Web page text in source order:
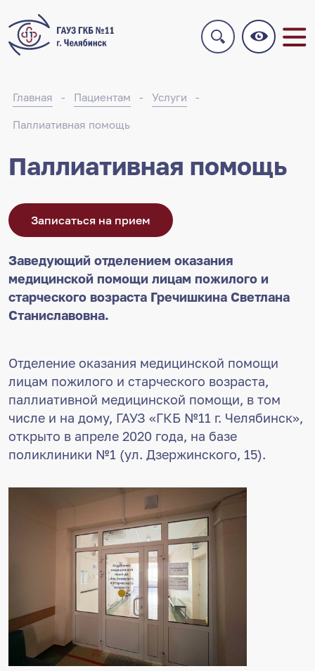
Главная Пациентам Услуги
Паллиативная помощь
Паллиативная помощь
Записаться на прием
Заведующий отделением оказания
медицинской помощи лицам пожилого и
старческого возраста Гречишкина Светлана
Станиславовна.
Отделение оказания медицинской помощи
лицам пожилого и старческого возраста,
паллиативной медицинской помощи, в том
числе и на дому, ГАУЗ «ГКБ №11 г. Челябинск»,
открыто в апреле 2020 года, на базе
поликлиники №1 (ул. Дзержинского, 15).